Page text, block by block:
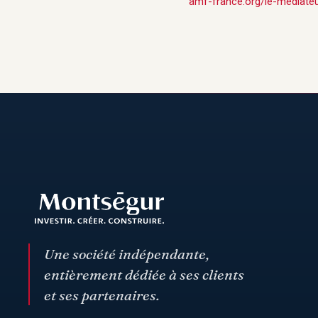
Une société indépendante,
entièrement dédiée à ses clients
et ses partenaires.